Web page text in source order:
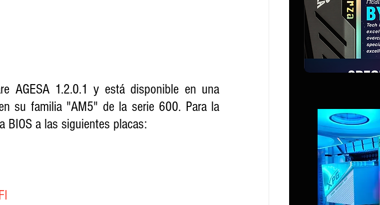
AGESA 1.2.0.1 y está disponible en una
su familia "AM5" de la serie 600. Para la
BIOS a las siguientes placas: